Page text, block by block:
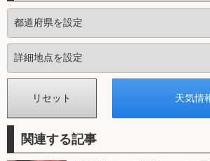
関連する記事